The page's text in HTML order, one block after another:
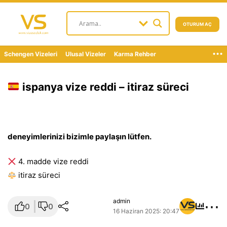
OTURUM AÇ
Schengen Vizeleri Ulusal Vizeler Karma Rehber ...
ispanya vize reddi – itiraz süreci
deneyimlerinizi bizimle paylaşın lütfen.
4. madde vize reddi
i̇tiraz süreci
0 0
admin
16 Haziran 2025: 20:47
⋯